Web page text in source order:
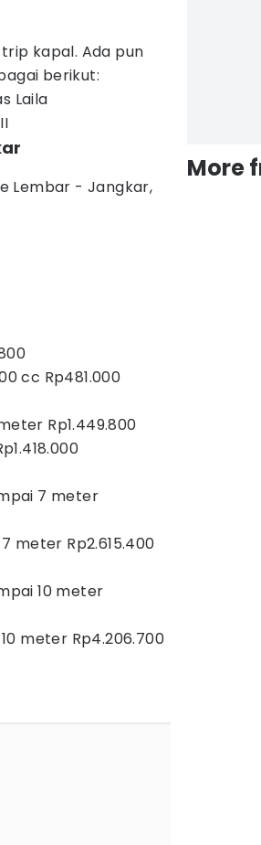
kapal. Ada pun
berikut:
Laila
Lembar - Jangkar,
cc Rp481.000
Rp1.449.800
7 meter
meter Rp2.615.400
10 meter
meter Rp4.206.700
More